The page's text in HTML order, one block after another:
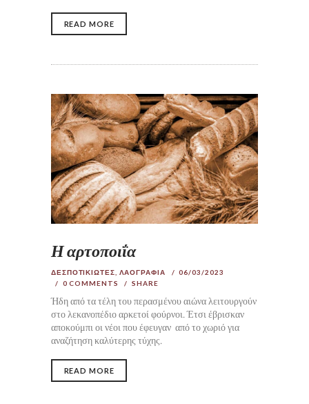
READ MORE
Η αρτοποιΐα
ΔΕΣΠΟΤΙΚΙΩΤΕΣ ΛΑΟΓΡΑΦΙΑ
06/03/2023
0 COMMENTS SHARE
Ήδη από τα τέλη του περασμένου αιώνα λειτουργούν
στο λεκανοπέδιο αρκετοί φούρνοι. Έτσι έβρισκαν
αποκούμπι οι νέοι που έφευγαν από το χωριό για
αναζήτηση καλύτερης τύχης.
READ MORE